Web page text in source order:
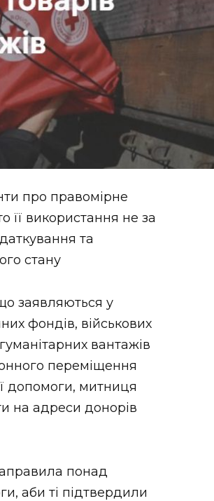
про правомірне
її використання не за
та
стану
заявляються у
фондів, військових
вантажів
переміщення
допомоги, митниця
на адреси донорів
понад
аби ті підтвердили